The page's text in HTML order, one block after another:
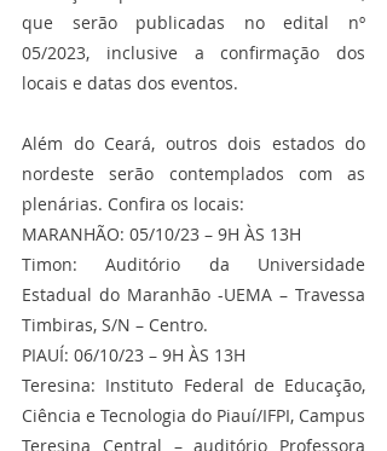
que serão publicadas no edital nº
05/2023, inclusive a confirmação dos
locais e datas dos eventos.
Além do Ceará, outros dois estados do
nordeste serão contemplados com as
plenárias. Confira os locais:
MARANHÃO: 05/10/23 – 9H ÀS 13H
Timon: Auditório da Universidade
Estadual do Maranhão -UEMA – Travessa
Timbiras, S/N – Centro.
PIAUÍ: 06/10/23 – 9H ÀS 13H
Teresina: Instituto Federal de Educação,
Ciência e Tecnologia do Piauí/IFPI, Campus
Teresina Central – auditório Professora